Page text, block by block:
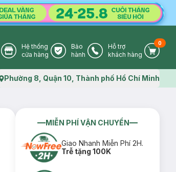
Store Icon
Hệ thống
cửa hàng
Warranty Icon
Bảo
hành
Phone Icon
Hỗ trợ
khách hàng
Cart
0
Map icon
Phường 8, Quận 10, Thành phố Hồ Chí Minh
MIỄN PHÍ VẬN CHUYỂN
Giao Nhanh Miễn Phí 2H.
Trễ tặng 100K